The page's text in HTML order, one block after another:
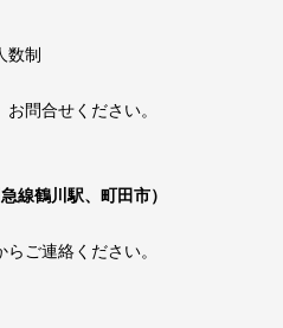
制
問合せください。
線鶴川駅、町田市）
らご連絡ください。